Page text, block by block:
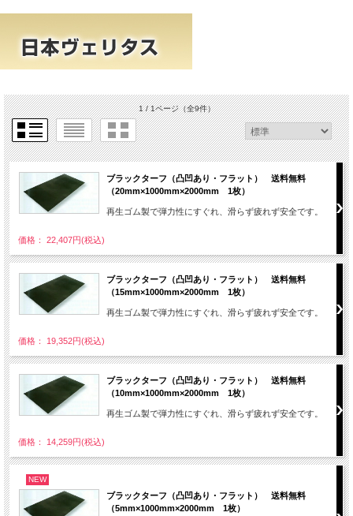
1 / 1ページ（全9件）
ブラックターフ（凸凹あり・フラット） 送料無料
（20mm×1000mm×2000mm 1枚）
再生ゴム製で弾力性にすぐれ、滑らず疲れず安全です。
価格： 22,407円(税込)
ブラックターフ（凸凹あり・フラット） 送料無料
（15mm×1000mm×2000mm 1枚）
再生ゴム製で弾力性にすぐれ、滑らず疲れず安全です。
価格： 19,352円(税込)
ブラックターフ（凸凹あり・フラット） 送料無料
（10mm×1000mm×2000mm 1枚）
再生ゴム製で弾力性にすぐれ、滑らず疲れず安全です。
価格： 14,259円(税込)
NEW
ブラックターフ（凸凹あり・フラット） 送料無料
（5mm×1000mm×2000mm 1枚）